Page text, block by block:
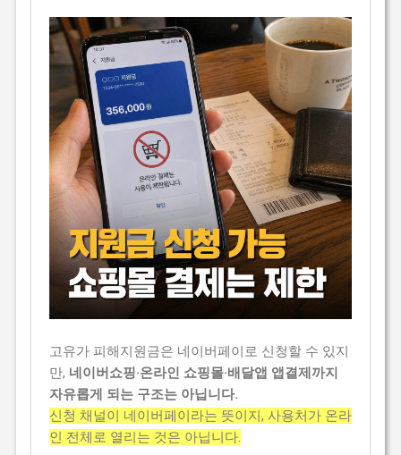
고유가 피해지원금은 네이버페이로 신청할 수 있지
만, 네이버쇼핑·온라인 쇼핑몰·배달앱 앱결제까지
자유롭게 되는 구조는 아닙니다.
신청 채널이 네이버페이라는 뜻이지, 사용처가 온라
인 전체로 열리는 것은 아닙니다.